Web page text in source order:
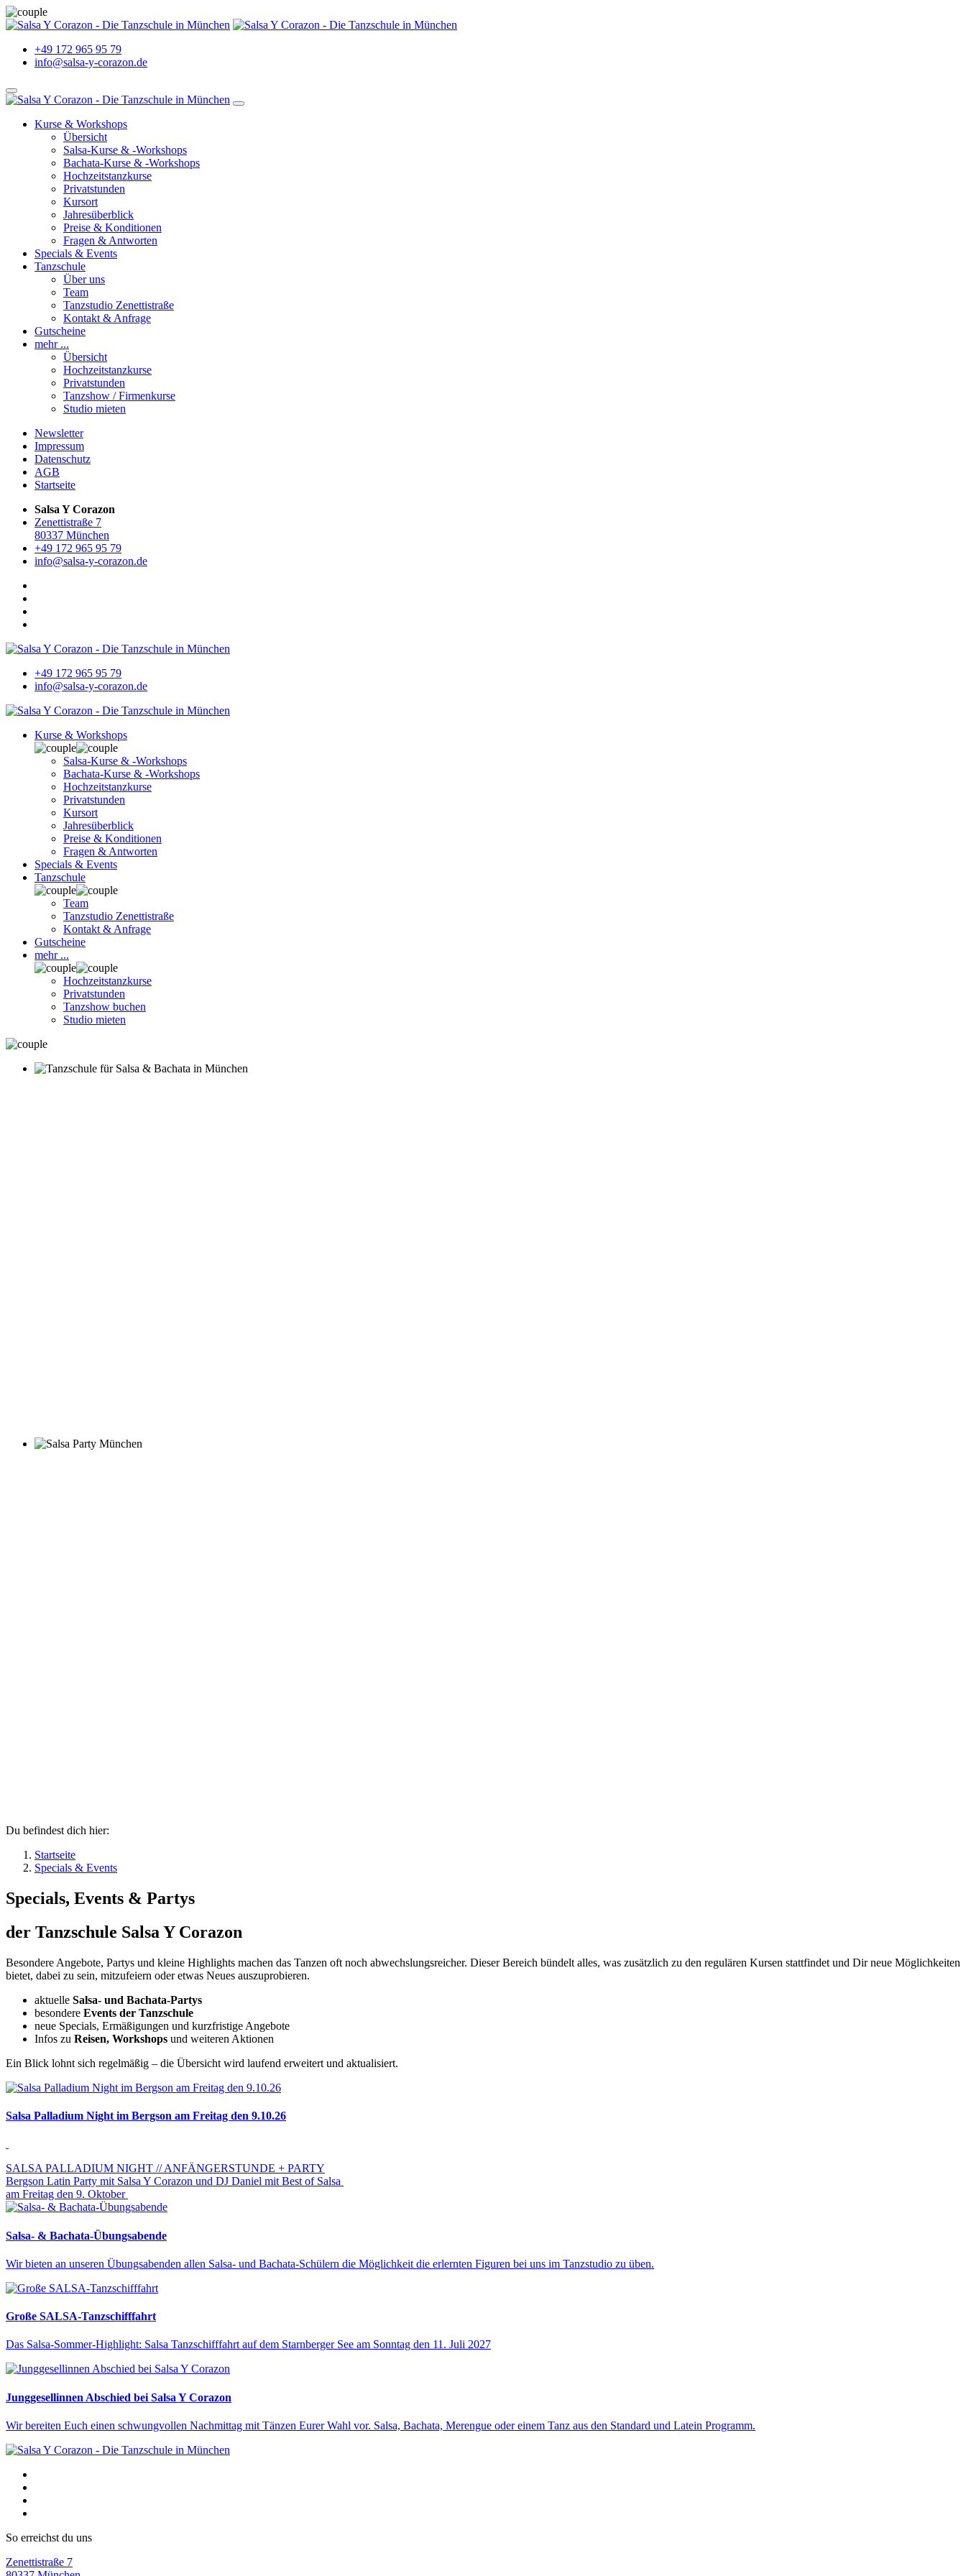
+49 172 965 95 79
info@salsa-y-corazon.de
Kurse & Workshops
Übersicht
Salsa-Kurse & -Workshops
Bachata-Kurse & -Workshops
Hochzeitstanzkurse
Privatstunden
Kursort
Jahresüberblick
Preise & Konditionen
Fragen & Antworten
Specials & Events
Tanzschule
Über uns
Team
Tanzstudio Zenettistraße
Kontakt & Anfrage
Gutscheine
mehr ...
Übersicht
Hochzeitstanzkurse
Privatstunden
Tanzshow / Firmenkurse
Studio mieten
Newsletter
Impressum
Datenschutz
AGB
Startseite
Salsa Y Corazon
Zenettistraße 7
80337 München
+49 172 965 95 79
info@salsa-y-corazon.de
+49 172 965 95 79
info@salsa-y-corazon.de
Kurse & Workshops
Salsa-Kurse & -Workshops
Bachata-Kurse & -Workshops
Hochzeitstanzkurse
Privatstunden
Kursort
Jahresüberblick
Preise & Konditionen
Fragen & Antworten
Specials & Events
Tanzschule
Team
Tanzstudio Zenettistraße
Kontakt & Anfrage
Gutscheine
mehr ...
Hochzeitstanzkurse
Privatstunden
Tanzshow buchen
Studio mieten
Du befindest dich hier:
Startseite
Specials & Events
Specials, Events & Partys
der Tanzschule Salsa Y Corazon
Besondere Angebote, Partys und kleine Highlights machen das Tanzen oft noch abwechslungsreicher. Dieser Bereich bündelt alles, was zusätzlich zu den regulären Kursen stattfindet und Dir neue Möglichkeiten
bietet, dabei zu sein, mitzufeiern oder etwas Neues auszuprobieren.
aktuelle Salsa- und Bachata-Partys
besondere Events der Tanzschule
neue Specials, Ermäßigungen und kurzfristige Angebote
Infos zu Reisen, Workshops und weiteren Aktionen
Ein Blick lohnt sich regelmäßig – die Übersicht wird laufend erweitert und aktualisiert.
Salsa Palladium Night im Bergson am Freitag den 9.10.26
SALSA PALLADIUM NIGHT // ANFÄNGERSTUNDE + PARTY
Bergson Latin Party mit Salsa Y Corazon und DJ Daniel mit Best of Salsa
am Freitag den 9. Oktober
Salsa- & Bachata-Übungsabende
Wir bieten an unseren Übungsabenden allen Salsa- und Bachata-Schülern die Möglichkeit die erlernten Figuren bei uns im Tanzstudio zu üben.
Große SALSA-Tanzschifffahrt
Das Salsa-Sommer-Highlight: Salsa Tanzschifffahrt auf dem Starnberger See am Sonntag den 11. Juli 2027
Junggesellinnen Abschied bei Salsa Y Corazon
Wir bereiten Euch einen schwungvollen Nachmittag mit Tänzen Eurer Wahl vor. Salsa, Bachata, Merengue oder einem Tanz aus den Standard und Latein Programm.
So erreichst du uns
Zenettistraße 7